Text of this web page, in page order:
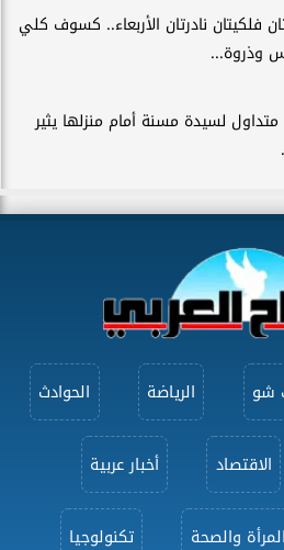
فلكيتان نادرتان الأربعاء.. كسوف كلي
وذروة...
متداول لسيدة مسنة أمام منزلها يثير
شو الرياضة الحوادث
الاقتصاد أخبار عربية
المرأة والصحة تكنولوجيا